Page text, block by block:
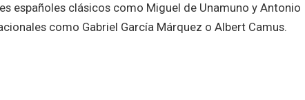
españoles clásicos como Miguel de Unamuno y Antonio
como Gabriel García Márquez o Albert Camus.